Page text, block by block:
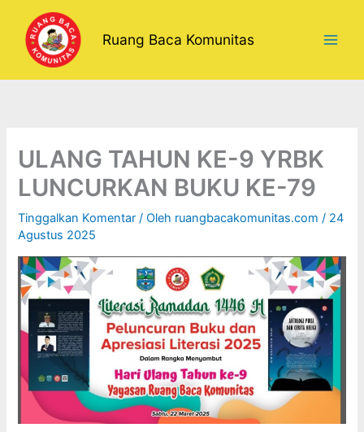
konten
Ruang Baca Komunitas
ULANG TAHUN KE-9 YRBK
LUNCURKAN BUKU KE-79
Tinggalkan Komentar / Oleh ruangbacakomunitas.com/ 24
Agustus 2025